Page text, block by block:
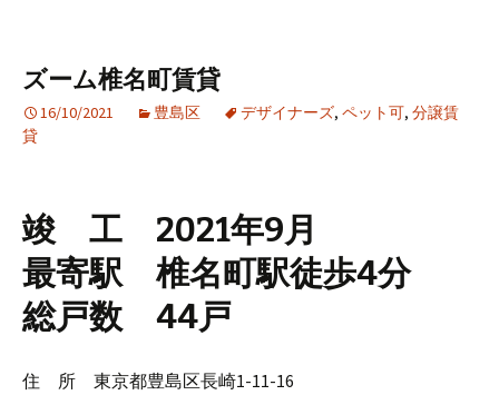
ズーム椎名町賃貸
16/10/2021 豊島区 デザイナーズ, ペット可, 分譲賃
貸
竣 工 2021年9月
最寄駅 椎名町駅徒歩4分
総戸数 44戸
住 所 東京都豊島区長崎1-11-16